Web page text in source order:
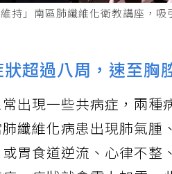
持」南區肺纖維化衛教講座，
超過八周，速至胸
常出現一些共病症，兩
纖維化病患出現肺氣
胃食道逆流、心律不